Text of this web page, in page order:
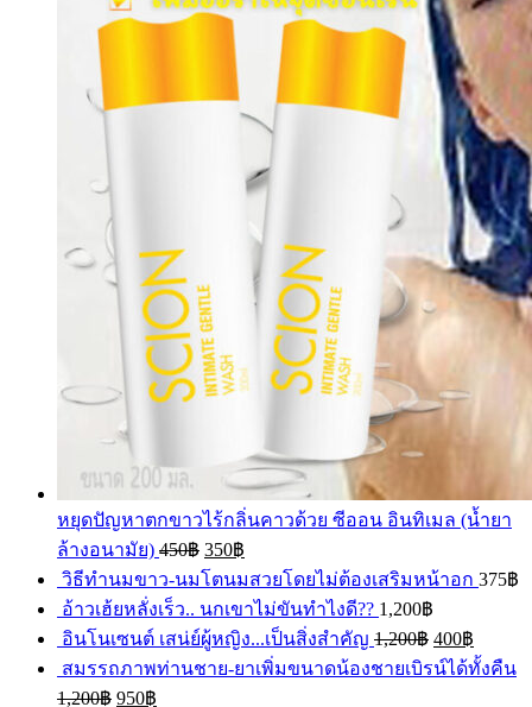
หยุดปัญหาตกขาวไร้กลิ่นคาวด้วย ซีออน อินทิเมล (น้ำยา
ล้างอนามัย) 450฿ 350฿
วิธีทำนมขาว-นมโตนมสวยโดยไม่ต้องเสริมหน้าอก 375฿
อ้าวเฮ้ยหลั่งเร็ว.. นกเขาไม่ขันทำไงดี?? 1,200฿
อินโนเซนต์ เสน่ย์ผู้หญิง...เป็นสิ่งสำคัญ 1,200฿ 400฿
สมรรถภาพท่านชาย-ยาเพิ่มขนาดน้องชายเบิรน์ได้ทั้งคืน
1,200฿ 950฿